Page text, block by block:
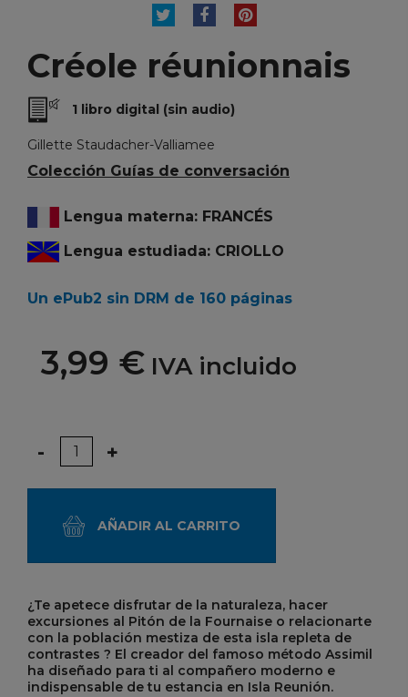
TUITEARCOMPARTIR
PINTEREST
Créole réunionnais
1 libro digital (sin audio)
Gillette Staudacher-Valliamee
Colección Guías de conversación
Lengua materna: FRANCÉS
Lengua estudiada: CRIOLLO
Un ePub2 sin DRM de 160 páginas
3,99 € IVA incluido
Cantidad
- +
AÑADIR AL CARRITO
¿Te apetece disfrutar de la naturaleza, hacer
excursiones al Pitón de la Fournaise o relacionarte
con la población mestiza de esta isla repleta de
contrastes ? El creador del famoso método Assimil
ha diseñado para ti al compañero moderno e
indispensable de tu estancia en Isla Reunión.